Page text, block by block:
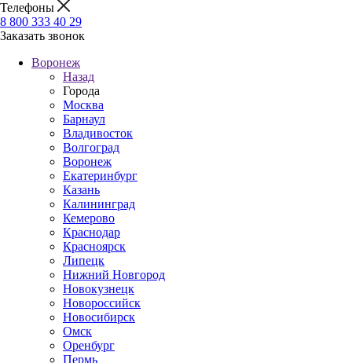
Телефоны
8 800 333 40 29
Заказать звонок
Воронеж
Назад
Города
Москва
Барнаул
Владивосток
Волгоград
Воронеж
Екатеринбург
Казань
Калининград
Кемерово
Краснодар
Красноярск
Липецк
Нижний Новгород
Новокузнецк
Новороссийск
Новосибирск
Омск
Оренбург
Пермь